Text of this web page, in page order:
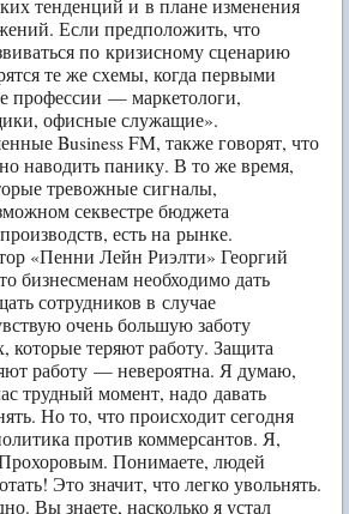
тенденций и в плане изменения
Если предположить, что
по кризисному сценарию
те же схемы, когда первыми
профессии — маркетологи,
офисные служащие».
Business FM, также говорят, что
наводить панику. В то же время,
тревожные сигналы,
секвестре бюджета
есть на рынке.
«Пенни Лейн Риэлти» Георгий
бизнесменам необходимо дать
сотрудников в случае
очень большую заботу
которые теряют работу. Защита
работу — невероятна. Я думаю,
трудный момент, надо давать
Но то, что происходит сегодня
против коммерсантов. Я,
Понимаете, людей
Это значит, что легко увольнять.
Вы знаете, насколько я устал